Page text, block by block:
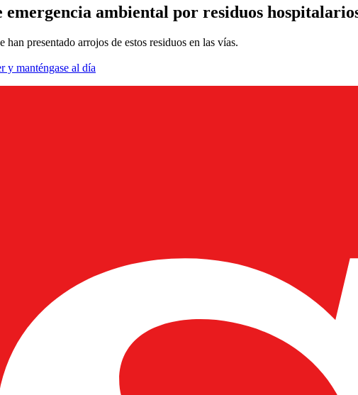
emergencia ambiental por residuos
presentado arrojos de estos residuos en las vías.
y manténgase al día